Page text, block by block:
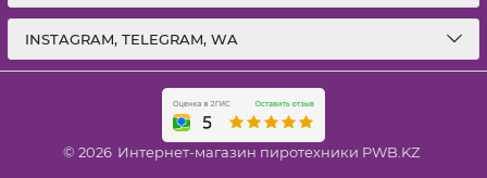
INSTAGRAM, TELEGRAM, WA
© 2026 Интернет-магазин пиротехники PWB.KZ